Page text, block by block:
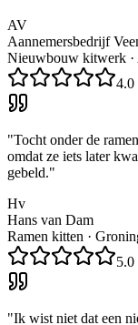
AV
Aannemersbedrijf
Nieuwbouw kitwerk ·
4.0
"Tocht onder de
omdat ze iets later
gebeld."
Hv
Hans van Dam
Ramen kitten ·
5.0
"Ik wist niet dat een